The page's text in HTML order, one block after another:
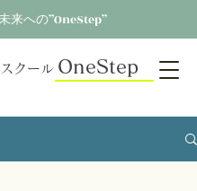
来への”OneStep”
クール OneStep